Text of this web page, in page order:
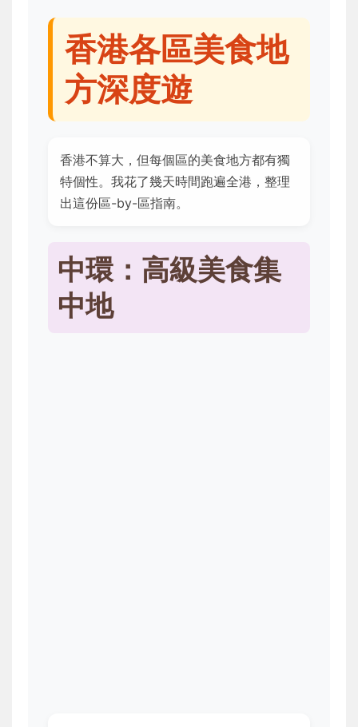
香港各區美食地
方深度遊
香港不算大，但每個區的美食地方都有獨
特個性。我花了幾天時間跑遍全港，整理
出這份區-by-區指南。
中環：高級美食集
中地